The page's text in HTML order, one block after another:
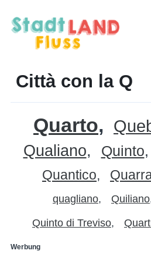
Città con la Q
Quarto
Qualiano
Quinto
Quantico
quagliano Quiliano
Quinto di Treviso
Werbung